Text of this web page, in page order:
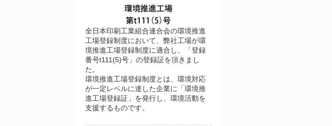
全日本印刷工業組合連合会の環境推進
工場登録制度において、弊社工場が環
境推進工場登録制度に適合し、「登録
番号t111(5)号」の登録証を頂きまし
た。
環境推進工場登録制度とは、環境対応
が一定レベルに達した企業に「環境推
進工場登録証」を発行し、環境活動を
支援するものです。